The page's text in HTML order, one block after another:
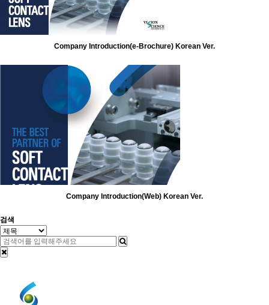
Company Introduction(e-Brochure) Korean Ver.
Company Introduction(Web) Korean Ver.
검색